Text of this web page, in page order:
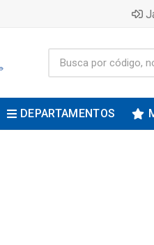
DEPARTAMENTOS